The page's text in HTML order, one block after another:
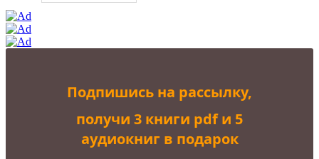
Подпишись на рассылку,
получи 3 книги pdf и 5
аудиокниг в подарок